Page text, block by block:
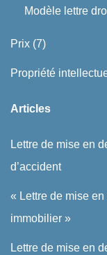
Modèle lettre
Prix (7)
Propriété
Articles
Lettre de mise en
d’accident
« Lettre de mise
immobilier »
Lettre de mise en